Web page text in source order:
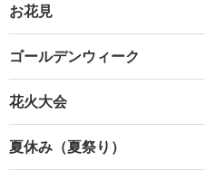
お花見
ゴールデンウィーク
花火大会
夏休み（夏祭り）